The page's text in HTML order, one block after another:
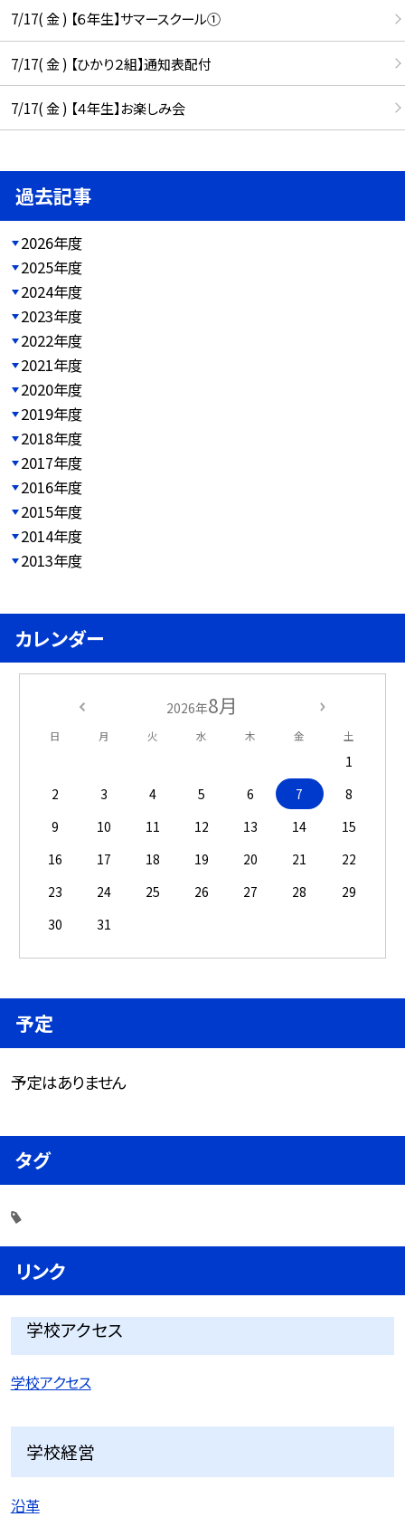
7/17( 金 ) 【６年生】サマースクール①
7/17( 金 ) 【ひかり２組】通知表配付
7/17( 金 ) 【４年生】お楽しみ会
過去記事
2026年度
2025年度
2024年度
2023年度
2022年度
2021年度
2020年度
2019年度
2018年度
2017年度
2016年度
2015年度
2014年度
2013年度
カレンダー
2026年8月
日 月 火 水 木 金 土
1
2
3 4 5 6 7
8
9
10 11 12 13 14
15
16
17 18 19 20 21
22
23
24 25 26 27 28
29
30
31
予定
予定はありません
タグ
リンク
学校アクセス
学校アクセス
学校経営
沿革